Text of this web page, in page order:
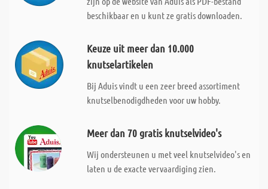
beschikbaar en u kunt ze gratis downloaden.
Keuze uit meer dan 10.000
knutselartikelen
Bij Aduis vindt u een zeer breed assortiment
knutselbenodigdheden voor uw hobby.
Meer dan 70 gratis knutselvideo's
Wij ondersteunen u met veel knutselvideo's en
laten u de exacte vervaardiging zien.